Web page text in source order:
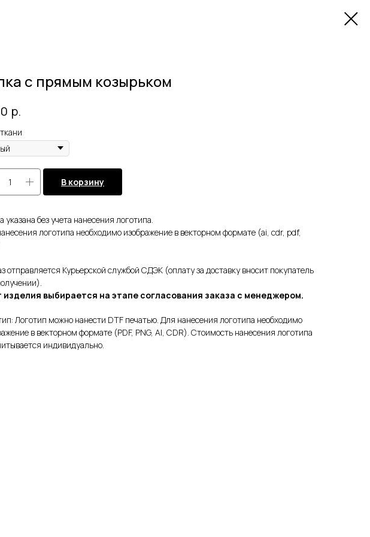
с прямым козырьком
р.
В корзину
указана без учета нанесения логотипа.
логотипа необходимо изображение в векторном формате (ai, cdr, pdf,
отправляется Курьерской службой СДЭК (оплату за доставку вносит покупатель
изделия выбирается на этапе согласования заказа с менеджером.
Логотип можно нанести DTF печатью. Для нанесения логотипа необходимо
в векторном формате (PDF, PNG, AI, CDR). Стоимость нанесения логотипа
индивидуально.